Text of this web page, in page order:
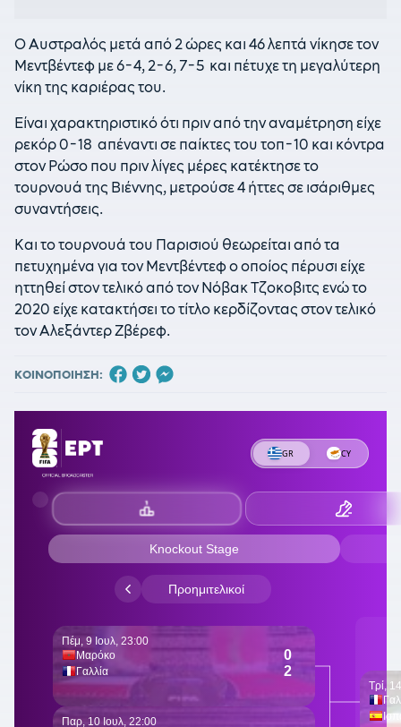
O Αυστραλός μετά από 2 ώρες και 46 λεπτά νίκησε τον
Μεντβέντεφ με 6-4, 2-6, 7-5 και πέτυχε τη μεγαλύτερη
νίκη της καριέρας του.
Είναι χαρακτηριστικό ότι πριν από την αναμέτρηση είχε
ρεκόρ 0-18 απέναντι σε παίκτες του τοπ-10 και κόντρα
στον Ρώσο που πριν λίγες μέρες κατέκτησε το
τουρνουά της Βιέννης, μετρούσε 4 ήττες σε ισάριθμες
συναντήσεις.
Και το τουρνουά του Παρισιού θεωρείται από τα
πετυχημένα για τον Μεντβέντεφ ο οποίος πέρυσι είχε
ηττηθεί στον τελικό από τον Νόβακ Τζοκοβιτς ενώ το
2020 είχε κατακτήσει το τίτλο κερδίζοντας στον τελικό
τον Αλεξάντερ Ζβέρεφ.
ΚΟΙΝΟΠΟΙΗΣΗ: